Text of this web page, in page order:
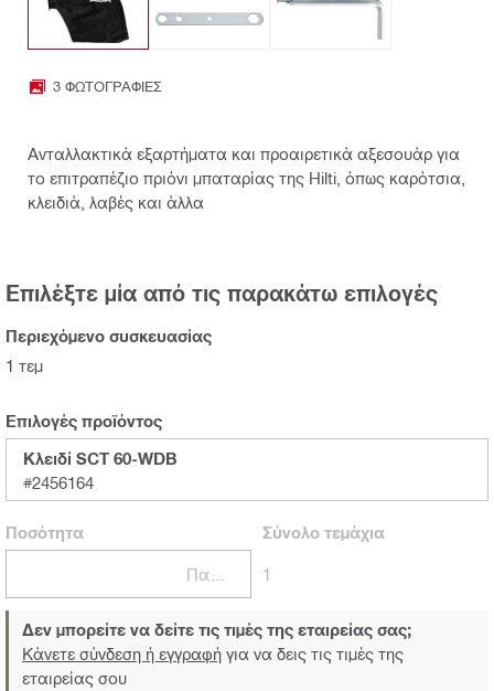
3 ΦΩΤΟΓΡΑΦΊΕΣ
Ανταλλακτικά εξαρτήματα και προαιρετικά αξεσουάρ για
το επιτραπέζιο πριόνι μπαταρίας της Hilti, όπως καρότσια,
κλειδιά, λαβές και άλλα
Επιλέξτε μία από τις παρακάτω επιλογές
Περιεχόμενο συσκευασίας
1 τεμ
Επιλογές προϊόντος
Κλειδί SCT 60-WDB
#2456164
Ποσότητα Σύνολοτεμάχια
1
Δεν μπορείτε να δείτε τις τιμές της εταιρείας σας;
Κάνετε σύνδεση ή εγγραφή για να δεις τις τιμές της
εταιρείας σου